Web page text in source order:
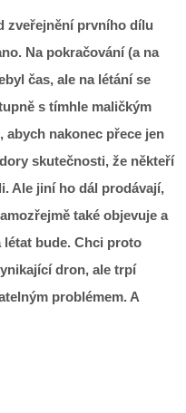
zveřejnění prvního dílu
Na pokračování (a na
čas, ale na létání se
s tímhle maličkým
nakonec přece jen
skutečnosti, že někteří
Ale jiní ho dál prodávají,
také objevuje a
létat bude. Chci proto
dron, ale trpí
problémem. A